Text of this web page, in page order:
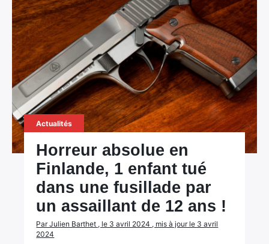
Actualités
Horreur absolue en
Finlande, 1 enfant tué
dans une fusillade par
un assaillant de 12 ans !
Par Julien Barthet , le 3 avril 2024 , mis à jour le 3 avril
2024